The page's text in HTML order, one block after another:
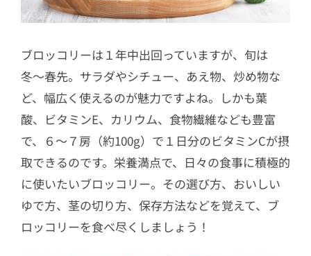
ブロッコリーは１年中出回っていますが、旬は
冬〜春先。サラダやシチュー、あえ物、炒め物な
ど、幅広く使えるのが魅力ですよね。しかも葉
酸、ビタミンE、カリウム、食物繊維なども豊富
で、６〜７房（約100g）で１日分のビタミンCが摂
取できるのです。栄養満点で、日々の食事に積極的
に使いたいブロッコリー。その選び方、おいしい
ゆで方、茎の切り方、保存方法などを覚えて、ブ
ロッコリーを食べ尽くしましょう！